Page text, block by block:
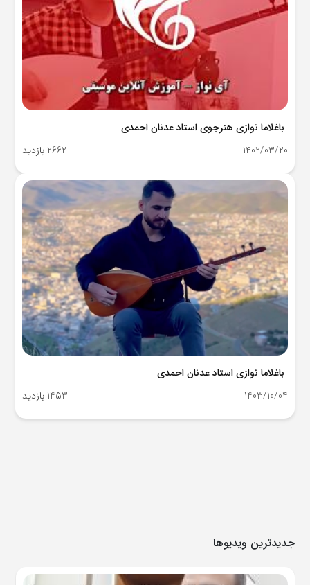
باغلاما نوازی هنرجوی استاد عدنان احمدی
2662 بازدید
1402/03/20
باغلاما نوازی استاد عدنان احمدی
1453 بازدید
1403/10/04
جدیدترین ویدیوها